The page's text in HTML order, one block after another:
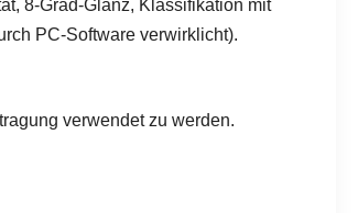
8-Grad-Glanz, Klassifikation mit
PC-Software verwirklicht).
verwendet zu werden.